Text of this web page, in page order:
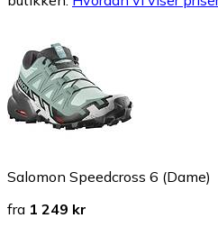
Salomon Speedcross 6 (Dame)
fra 1 249 kr